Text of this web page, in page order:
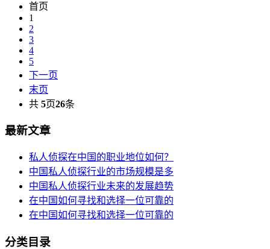
首页
1
2
3
4
5
下一页
末页
共 5页26条
最新文章
私人侦探在中国的职业地位如何？
中国私人侦探行业的市场规模是多
中国私人侦探行业未来的发展趋势
在中国如何寻找和选择一位可靠的
在中国如何寻找和选择一位可靠的
分类目录